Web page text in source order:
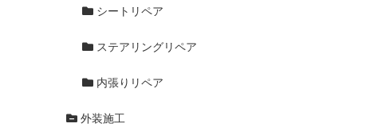
シートリペア
ステアリングリペア
内張りリペア
外装施工